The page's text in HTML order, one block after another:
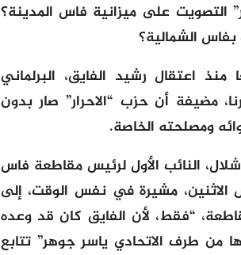
التصويت على ميزانية فاس المدينة؟
الشمالية؟
اعتقال رشيد الفايق، البرلماني
مضيفة أن حزب “الاحرار” صار بدون
ومصلحته الخاصة.
النائب الأول لرئيس مقاطعة فاس
الاثنين، مشيرة في نفس الوقت، إلى
“فقط، لأن الفايق كان قد وعده
من طرف الاتحادي ياسر جوهر” تتابع